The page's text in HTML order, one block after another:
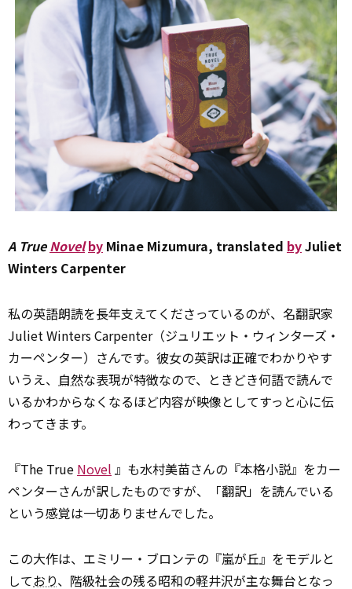
A TrueNovel by Minae Mizumura, translated byJuliet
Winters Carpenter
私の英語朗読を長年支えてくださっているのが、名翻訳家
Juliet Winters Carpenter（ジュリエット・ウィンターズ・
カーペンター）さんです。彼女の英訳は正確でわかりやす
いうえ、 自然な表現が特徴なので、ときどき何語で読んで
いるかわからなくなるほど内容が映像としてすっと心に伝
わってきます。
『The True Novel 』も水村美苗さんの『本格小説』をカー
ペンターさんが訳したものですが、「翻訳」を読んでいる
という感覚は一切ありませんでした。
この大作は、エミリー・ブロンテの『嵐が丘』をモデルと
しており、階級社会の残る昭和の軽井沢が主な舞台となっ